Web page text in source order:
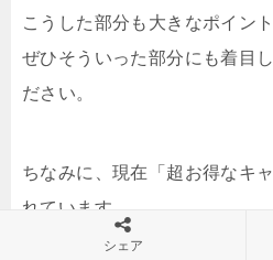
こうした部分も大きなポイン
ぜひそういった部分にも着目
ださい。
ちなみに、現在「超お得なキ
れています。
シェア